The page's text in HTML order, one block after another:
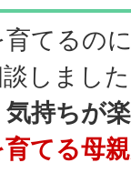
てるの
しまし
持ちが
てる母